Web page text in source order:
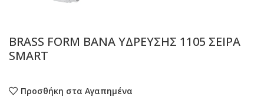
BRASS FORM ΒΑΝΑ ΥΔΡΕΥΣΗΣ 1105 ΣΕΙΡΑ
SMART
Προσθήκη στα Αγαπημένα